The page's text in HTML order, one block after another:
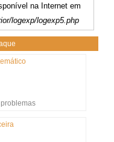
na Internet em
logexp/logexp5.php